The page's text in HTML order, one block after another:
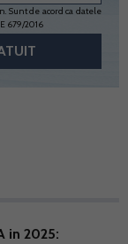
Sunt de acord ca datele
679/2016
in 2025: